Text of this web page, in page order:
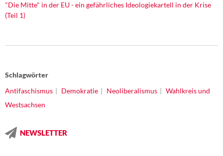
"Die Mitte" in der EU - ein gefährliches Ideologiekartell in der Krise
(Teil 1)
Schlagwörter
Antifaschismus
Demokratie Neoliberalismus
Wahlkreis und
Westsachsen
NEWSLETTER